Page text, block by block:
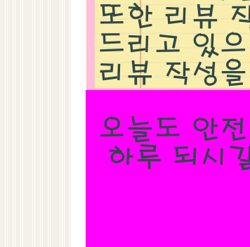
에어로파츠
휠/타이어
차량매트
대쉬보드 커버
EBC브레이크패드/옐로우스터프
질문과 대답